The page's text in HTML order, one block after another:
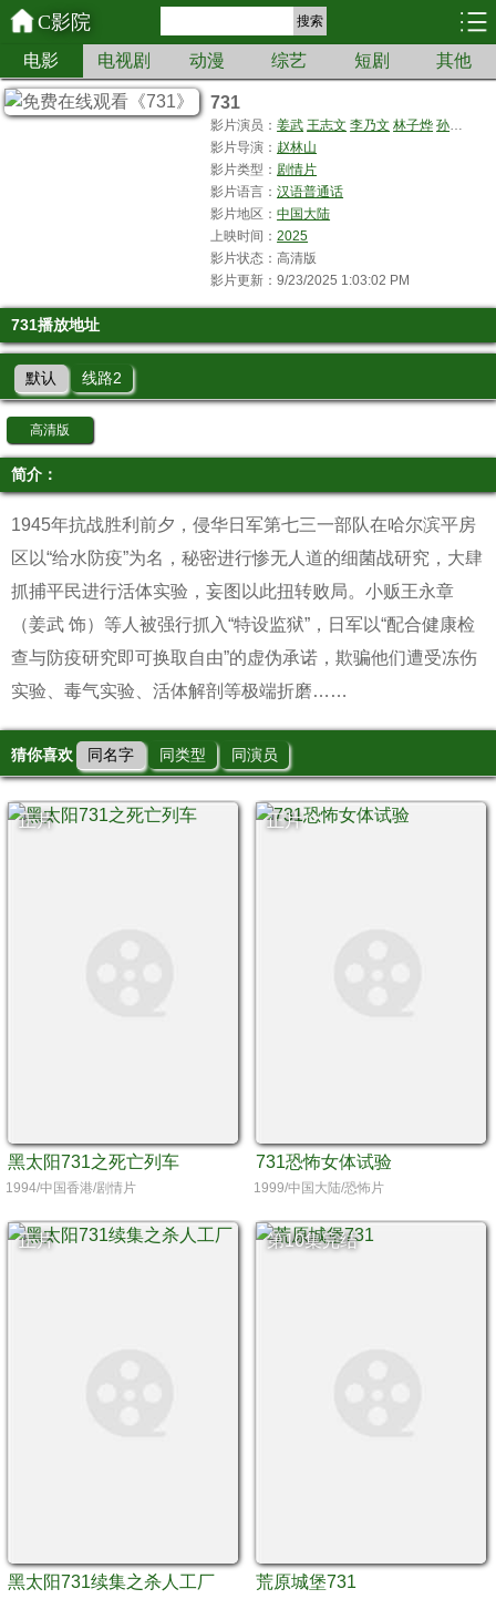
C影院 搜索
电影 电视剧 动漫 综艺 短剧 其他
731
影片演员：姜武 王志文 李乃文 林子烨 孙茜
影片导演： 赵林山
影片类型： 剧情片
影片语言：汉语普通话
影片地区：中国大陆
上映时间：2025
影片状态：高清版
影片更新：9/23/2025 1:03:02 PM
731播放地址
默认 线路2
高清版
简介：
1945年抗战胜利前夕，侵华日军第七三一部队在哈尔滨平房
区以“给水防疫”为名，秘密进行惨无人道的细菌战研究，大肆
抓捕平民进行活体实验，妄图以此扭转败局。小贩王永章
（姜武 饰）等人被强行抓入“特设监狱”，日军以“配合健康检
查与防疫研究即可换取自由”的虚伪承诺，欺骗他们遭受冻伤
实验、毒气实验、活体解剖等极端折磨……
猜你喜欢 同名字 同类型 同演员
正片
黑太阳731之死亡列车
1994/中国香港/剧情片
正片
731恐怖女体试验
1999/中国大陆/恐怖片
正片
黑太阳731续集之杀人工厂
第10集完结
荒原城堡731